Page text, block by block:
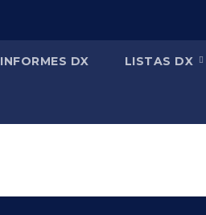
INFORMES DX LISTAS DX